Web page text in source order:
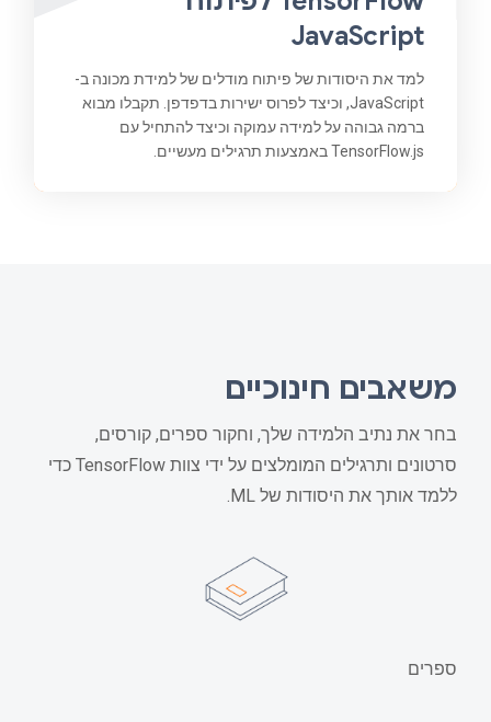
JavaScript
למד את היסודות של פיתוח מודלים של למידת מכונה ב-
JavaScript, וכיצד לפרוס ישירות בדפדפן. תקבלו מבוא
ברמה גבוהה על למידה עמוקה וכיצד להתחיל עם
TensorFlow.js באמצעות תרגילים מעשיים.
משאבים חינוכיים
בחר את נתיב הלמידה שלך, וחקור ספרים, קורסים,
סרטונים ותרגילים המומלצים על ידי צוות TensorFlow כדי
ללמד אותך את היסודות של ML.
ספרים